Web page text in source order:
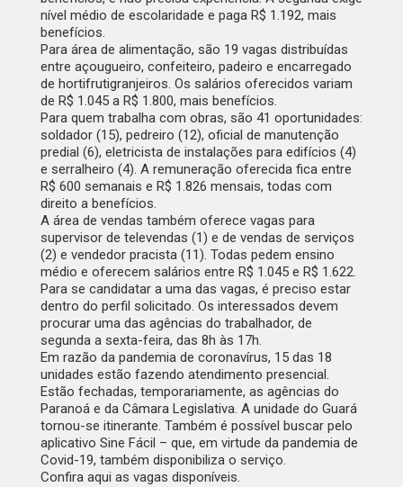
nível médio de escolaridade e paga R$ 1.192, mais
benefícios.
Para área de alimentação, são 19 vagas distribuídas
entre açougueiro, confeiteiro, padeiro e encarregado
de hortifrutigranjeiros. Os salários oferecidos variam
de R$ 1.045 a R$ 1.800, mais benefícios.
Para quem trabalha com obras, são 41 oportunidades:
soldador (15), pedreiro (12), oficial de manutenção
predial (6), eletricista de instalações para edifícios (4)
e serralheiro (4). A remuneração oferecida fica entre
R$ 600 semanais e R$ 1.826 mensais, todas com
direito a benefícios.
A área de vendas também oferece vagas para
supervisor de televendas (1) e de vendas de serviços
(2) e vendedor pracista (11). Todas pedem ensino
médio e oferecem salários entre R$ 1.045 e R$ 1.622.
Para se candidatar a uma das vagas, é preciso estar
dentro do perfil solicitado. Os interessados devem
procurar uma das agências do trabalhador, de
segunda a sexta-feira, das 8h às 17h.
Em razão da pandemia de coronavírus, 15 das 18
unidades estão fazendo atendimento presencial.
Estão fechadas, temporariamente, as agências do
Paranoá e da Câmara Legislativa. A unidade do Guará
tornou-se itinerante. Também é possível buscar pelo
aplicativo Sine Fácil – que, em virtude da pandemia de
Covid-19, também disponibiliza o serviço.
Confira aqui as vagas disponíveis.